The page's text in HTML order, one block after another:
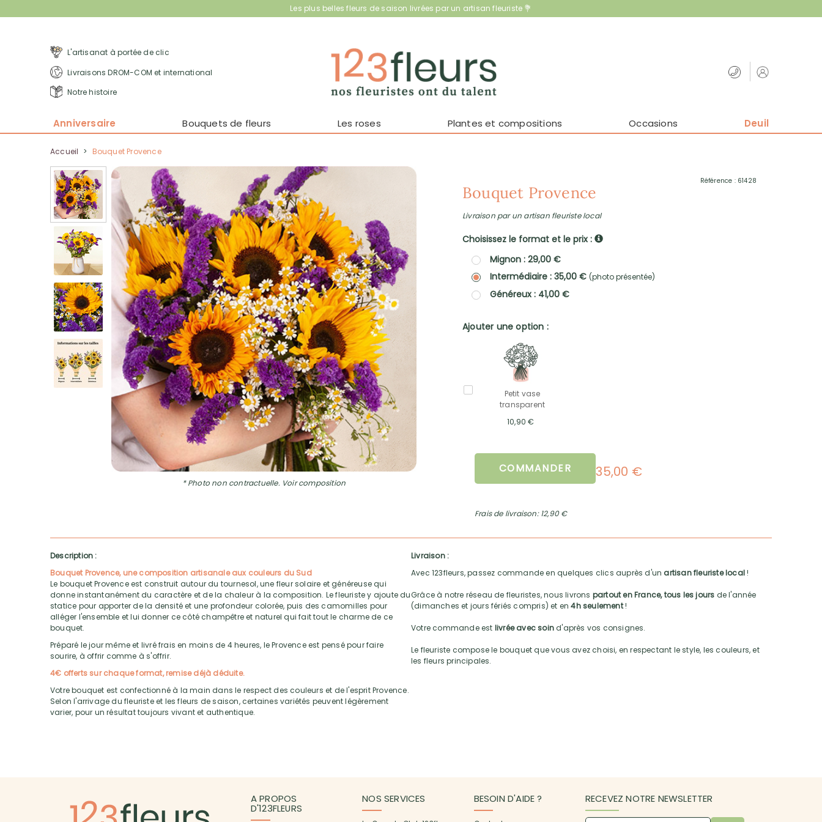
Les plus belles fleurs de saison livrées par un artisan fleuriste 💐
L'artisanat à portée de clic
Livraisons DROM-COM et international
Notre histoire
Anniversaire Bouquets de fleurs Les roses Plantes et compositions Occasions Deuil
Accueil > Bouquet Provence
* Photo non contractuelle. Voir composition
Référence : 61428
Bouquet Provence
Livraison par un artisan fleuriste local
Choisissez le format et le prix :
Mignon : 29,00 €
Intermédiaire : 35,00 € (photo présentée)
Généreux : 41,00 €
Ajouter une option :
Petit vase
transparent
10,90 €
COMMANDER 35,00 €
Frais de livraison: 12,90 €
Description :
Bouquet Provence, une composition artisanale aux couleurs du Sud
Le bouquet Provence est construit autour du tournesol, une fleur solaire et généreuse qui
donne instantanément du caractère et de la chaleur à la composition. Le fleuriste y ajoute du
statice pour apporter de la densité et une profondeur colorée, puis des camomilles pour
alléger l'ensemble et lui donner ce côté champêtre et naturel qui fait tout le charme de ce
bouquet.
Préparé le jour même et livré frais en moins de 4 heures, le Provence est pensé pour faire
sourire, à offrir comme à s'offrir.
4€ offerts sur chaque format, remise déjà déduite.
Votre bouquet est confectionné à la main dans le respect des couleurs et de l'esprit Provence.
Selon l'arrivage du fleuriste et les fleurs de saison, certaines variétés peuvent légèrement
varier, pour un résultat toujours vivant et authentique.
Livraison :
Avec 123fleurs, passez commande en quelques clics auprès d'un artisan fleuriste local!
Grâce à notre réseau de fleuristes, nous livrons partout en France, tous les jours de l'année
(dimanches et jours fériés compris) et en4h seulement!
Votre commande est livrée avec soind'après vos consignes.
Le fleuriste compose le bouquet que vous avez choisi, en respectant le style, les couleurs, et
les fleurs principales.
A PROPOS
D'123FLEURS
NOS SERVICES BESOIN D'AIDE ? RECEVEZ NOTRE NEWSLETTER